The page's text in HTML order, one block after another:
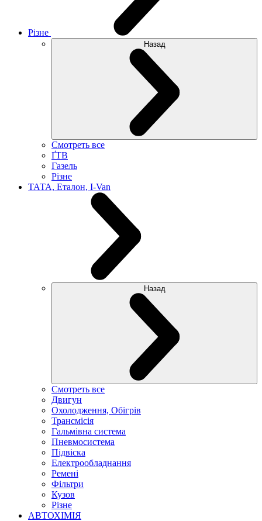
Різне
Назад
Смотреть все
ҐТВ
Газель
Різне
ТАТА, Еталон, I-Van
Назад
Смотреть все
Двигун
Охолодження, Обігрів
Трансмісія
Гальмівна система
Пневмосистема
Підвіска
Електрообладнання
Ремені
Фільтри
Кузов
Різне
АВТОХІМІЯ